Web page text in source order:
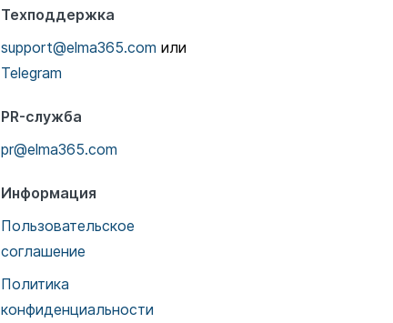
Техподдержка
support@elma365.com или
Telegram
PR-служба
pr@elma365.com
Информация
Пользовательское
соглашение
Политика
конфиденциальности